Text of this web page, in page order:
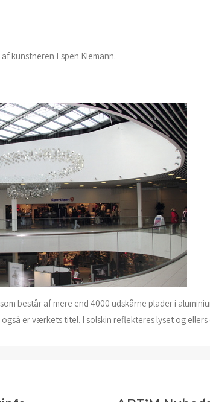
kunstneren Espen Klemann.
består af mere end 4000 udskårne plader i
også er værkets titel. I solskin reflekteres lyset og